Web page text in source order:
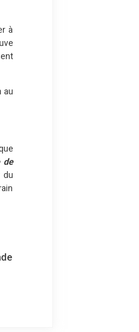
à
au
de
du